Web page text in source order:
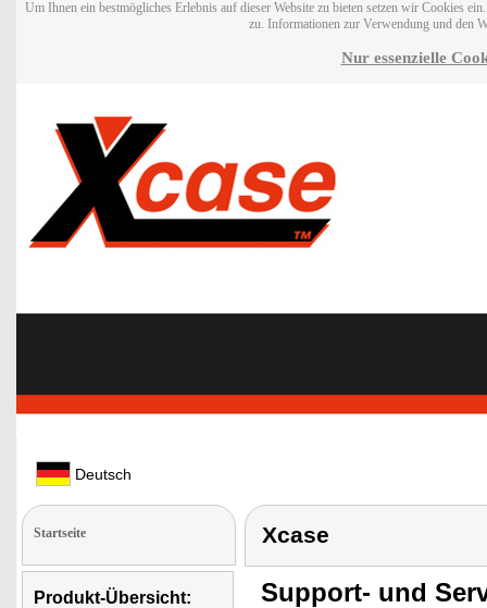
Um Ihnen ein bestmögliches Erlebnis auf dieser Website zu bieten setzen wir Cookies
zu. Informationen zur Verwendung und den
Nur essenzielle
Deutsch
Startseite
Produkt-Übersicht:
Xcase
Support- und